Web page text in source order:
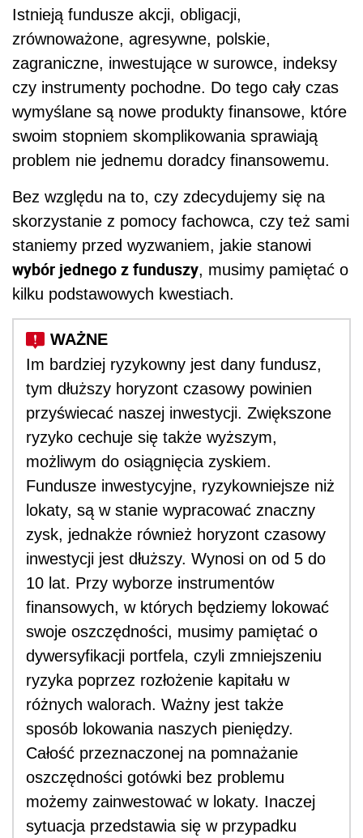
Istnieją fundusze akcji, obligacji,
zrównoważone, agresywne, polskie,
zagraniczne, inwestujące w surowce, indeksy
czy instrumenty pochodne. Do tego cały czas
wymyślane są nowe produkty finansowe, które
swoim stopniem skomplikowania sprawiają
problem nie jednemu doradcy finansowemu.
Bez względu na to, czy zdecydujemy się na
skorzystanie z pomocy fachowca, czy też sami
staniemy przed wyzwaniem, jakie stanowi
wybór jednego z funduszy, musimy pamiętać o
kilku podstawowych kwestiach.
Im bardziej ryzykowny jest dany fundusz,
tym dłuższy horyzont czasowy powinien
przyświecać naszej inwestycji. Zwiększone
ryzyko cechuje się także wyższym,
możliwym do osiągnięcia zyskiem.
Fundusze inwestycyjne, ryzykowniejsze niż
lokaty, są w stanie wypracować znaczny
zysk, jednakże również horyzont czasowy
inwestycji jest dłuższy. Wynosi on od 5 do
10 lat. Przy wyborze instrumentów
finansowych, w których będziemy lokować
swoje oszczędności, musimy pamiętać o
dywersyfikacji portfela, czyli zmniejszeniu
ryzyka poprzez rozłożenie kapitału w
różnych walorach. Ważny jest także
sposób lokowania naszych pieniędzy.
Całość przeznaczonej na pomnażanie
oszczędności gotówki bez problemu
możemy zainwestować w lokaty. Inaczej
sytuacja przedstawia się w przypadku